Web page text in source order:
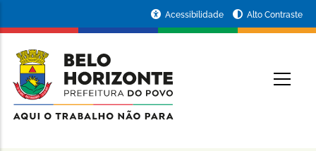
conteúdo
principal
da
Prefeitura
de
Acessibilidade Alto Contraste